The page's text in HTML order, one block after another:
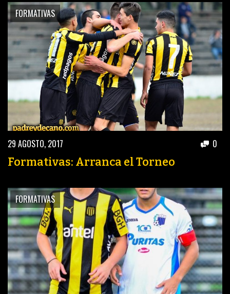
FORMATIVAS
29 AGOSTO, 2017 0
Formativas: Arranca el Torneo
FORMATIVAS